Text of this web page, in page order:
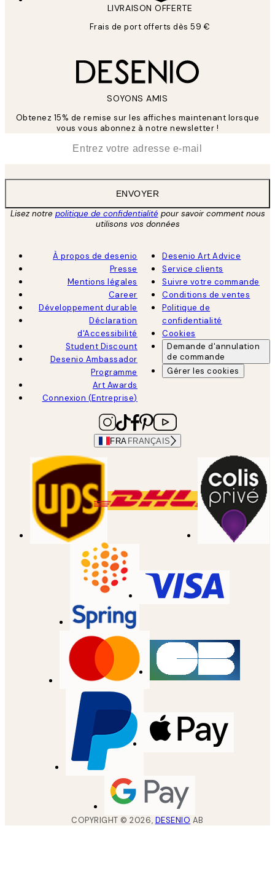
LIVRAISON OFFERTE
Frais de port offerts dès 59 €
SOYONS AMIS
Obtenez 15% de remise sur les affiches maintenant lorsque
vous vous abonnez à notre newsletter !
ENVOYER
Lisez notre politique de confidentialitépour savoir comment nous
utilisons vos données
À propos de desenio
Presse
Mentions légales
Career
Développement durable
Déclaration
d'Accessibilité
Student Discount
Desenio Ambassador
Programme
Art Awards
Connexion (Entreprise)
Desenio Art Advice
Service clients
Suivre votre commande
Conditions de ventes
Politique de
confidentialité
Cookies
Demande d'annulation
de commande
Gérer les cookies
FRA FRANÇAIS
COPYRIGHT ©2026, DESENIO AB